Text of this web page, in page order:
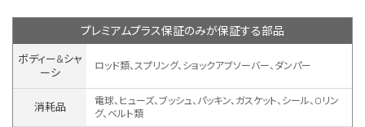
プレミアムプラス保証のみが保証する部品
ボディー&シャ
ーシ
ロッド類、スプリング、ショックアブソーバー、ダンパー
消耗品
電球、ヒューズ、ブッシュ、パッキン、ガスケット、シール、Oリン
グ、ベルト類